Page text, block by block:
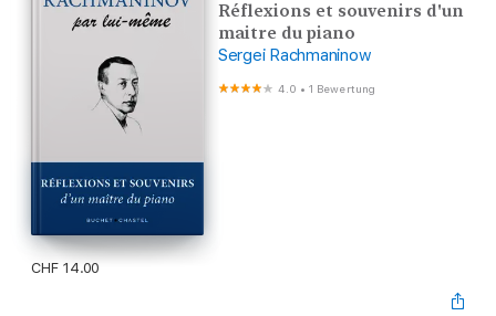
Réflexions et souvenirs d'un
maitre du piano
Sergei Rachmaninow
4.0 •1 Bewertung
CHF 14.00